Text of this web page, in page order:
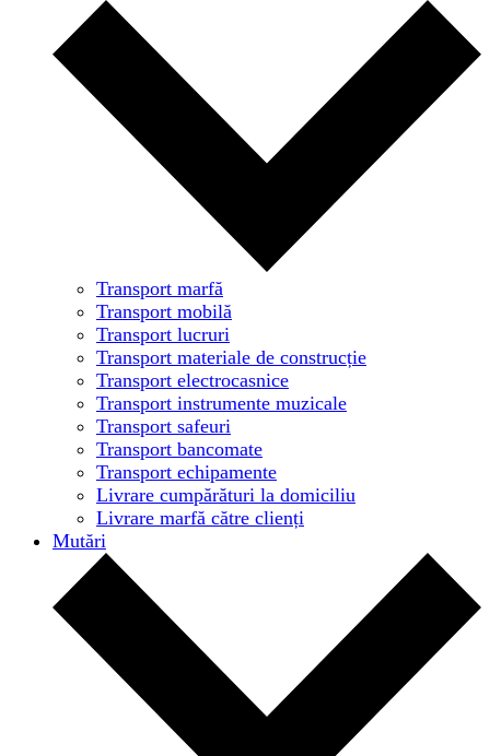
Transport marfă
Transport mobilă
Transport lucruri
Transport materiale de construcție
Transport electrocasnice
Transport instrumente muzicale
Transport safeuri
Transport bancomate
Transport echipamente
Livrare cumpărături la domiciliu
Livrare marfă către clienți
Mutări